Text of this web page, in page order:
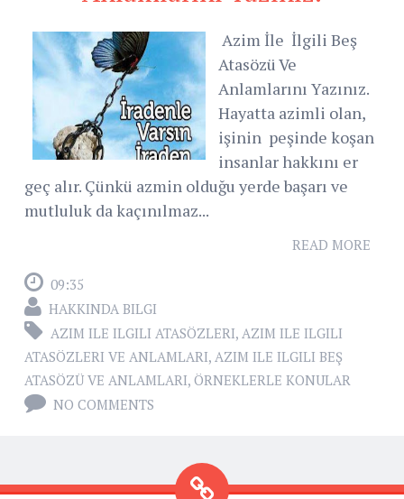
Azim İle İlgili Beş
Atasözü Ve
Anlamlarını Yazınız.
Hayatta azimli olan,
işinin peşinde koşan
insanlar hakkını er
geç alır. Çünkü azmin olduğu yerde başarı ve
mutluluk da kaçınılmaz...
READ MORE
09:35
HAKKINDA BILGI
AZIM ILE ILGILI ATASÖZLERI, AZIM ILE ILGILI
ATASÖZLERI VE ANLAMLARI, AZIM ILE ILGILI BEŞ
ATASÖZÜ VE ANLAMLARI, ÖRNEKLERLE KONULAR
NO COMMENTS